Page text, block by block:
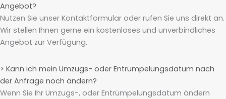
Angebot?
Nutzen Sie unser Kontaktformular oder rufen Sie uns direkt an.
Wir stellen Ihnen gerne ein kostenloses und unverbindliches
Angebot zur Verfügung.
> Kann ich mein Umzugs- oder Entrümpelungsdatum nach
der Anfrage noch ändern?
Wenn Sie Ihr Umzugs-, oder Entrümpelungsdatum ändern